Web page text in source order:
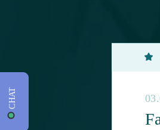
CHAT